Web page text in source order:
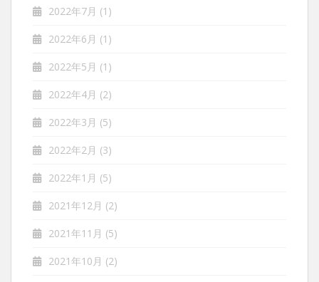
2022年7月 (1)
2022年6月 (1)
2022年5月 (1)
2022年4月 (2)
2022年3月 (5)
2022年2月 (3)
2022年1月 (5)
2021年12月 (2)
2021年11月 (5)
2021年10月 (2)